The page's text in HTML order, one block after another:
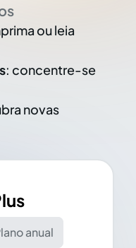
ou leia
: concentre-se
novas
anual